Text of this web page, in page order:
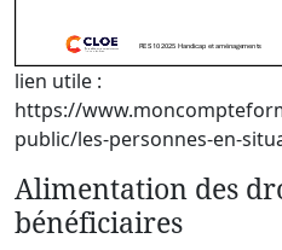
lien utile :
https://
public/les-personnes-en-
Alimentation des
bénéficiaires